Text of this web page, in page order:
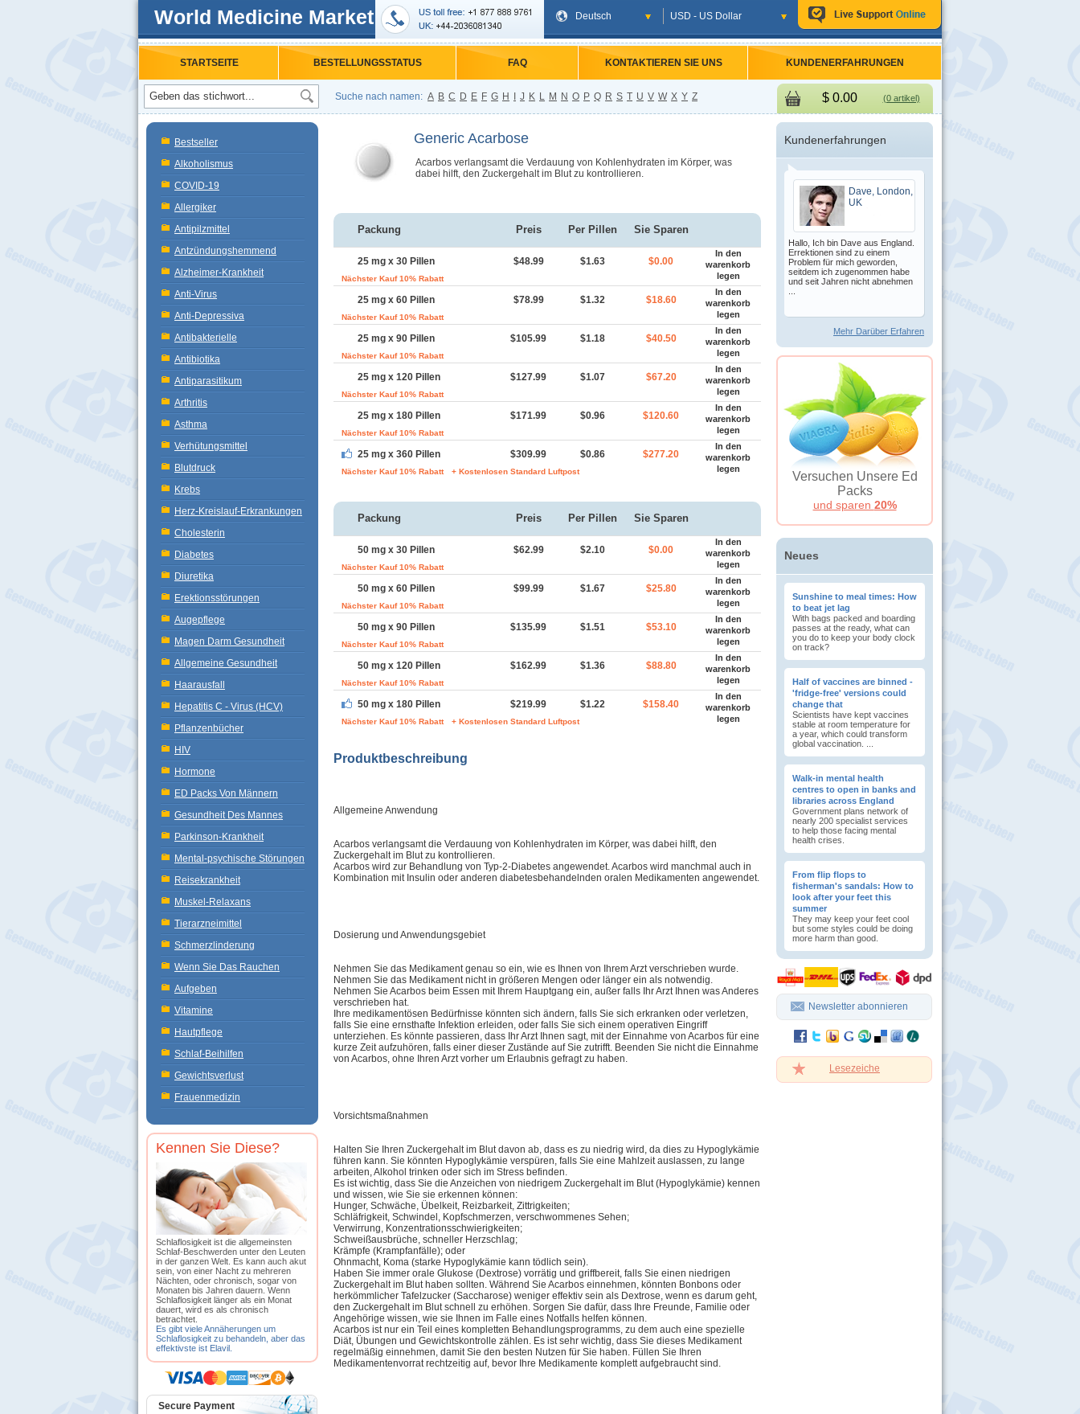
World Medicine Market Deutsch USD - US Dollar
STARTSEITE BESTELLUNGSSTATUS FAQ KONTAKTIEREN SIE UNS KUNDENERFAHRUNGEN
Suche nach namen: A B C D E F G H J K L M N O P Q R S T U V W X Y Z $ 0.00 (0 artikel)
Bestseller
Alkoholismus
COVID-19
Allergiker
Antipilzmittel
Antzündungshemmend
Alzheimer-Krankheit
Anti-Virus
Anti-Depressiva
Antibakterielle
Antibiotika
Antiparasitikum
Arthritis
Asthma
Verhütungsmittel
Blutdruck
Krebs
Herz-Kreislauf-Erkrankungen
Cholesterin
Diabetes
Diuretika
Erektionsstörungen
Augepflege
Magen Darm Gesundheit
Allgemeine Gesundheit
Haarausfall
Hepatitis C - Virus (HCV)
Pflanzenbücher
HIV
Hormone
ED Packs Von Männern
Gesundheit Des Mannes
Parkinson-Krankheit
Mental-psychische Störungen
Reisekrankheit
Muskel-Relaxans
Tierarzneimittel
Schmerzlinderung
Wenn Sie Das Rauchen
Aufgeben
Vitamine
Hautpflege
Schlaf-Beihilfen
Gewichtsverlust
Frauenmedizin
Kennen Sie Diese?
Schlaflosigkeit ist die allgemeinsten
Schlaf-Beschwerden unter den Leuten
in der ganzen Welt. Es kann auch akut
sein, von einer Nacht zu mehreren
Nächten, oder chronisch, sogar von
Monaten bis Jahren dauern. Wenn
Schlaflosigkeit länger als ein Monat
dauert, wird es als chronisch
betrachtet.
Es gibt viele Annäherungen um
Schlaflosigkeit zu behandeln, aber das
effektivste ist Elavil.
Secure Payment
Generic Acarbose
Acarbos verlangsamt die Verdauung von Kohlenhydraten im Körper, was
dabei hilft, den Zuckergehalt im Blut zu kontrollieren.
Packung Preis Per Pillen Sie Sparen
25 mg x 30 Pillen $48.99 $1.63 $0.00
In den
warenkorb
legen
Nächster Kauf 10% Rabatt
25 mg x 60 Pillen $78.99 $1.32 $18.60
In den
warenkorb
legen
Nächster Kauf 10% Rabatt
25 mg x 90 Pillen $105.99 $1.18 $40.50
In den
warenkorb
legen
Nächster Kauf 10% Rabatt
25 mg x 120 Pillen $127.99 $1.07 $67.20
In den
warenkorb
legen
Nächster Kauf 10% Rabatt
25 mg x 180 Pillen $171.99 $0.96 $120.60
In den
warenkorb
legen
Nächster Kauf 10% Rabatt
25 mg x 360 Pillen $309.99 $0.86 $277.20
In den
warenkorb
legen
Nächster Kauf 10% Rabatt + Kostenlosen Standard Luftpost
Packung Preis Per Pillen Sie Sparen
50 mg x 30 Pillen $62.99 $2.10 $0.00
In den
warenkorb
legen
Nächster Kauf 10% Rabatt
50 mg x 60 Pillen $99.99 $1.67 $25.80
In den
warenkorb
legen
Nächster Kauf 10% Rabatt
50 mg x 90 Pillen $135.99 $1.51 $53.10
In den
warenkorb
legen
Nächster Kauf 10% Rabatt
50 mg x 120 Pillen $162.99 $1.36 $88.80
In den
warenkorb
legen
Nächster Kauf 10% Rabatt
50 mg x 180 Pillen $219.99 $1.22 $158.40
In den
warenkorb
legen
Nächster Kauf 10% Rabatt + Kostenlosen Standard Luftpost
Produktbeschreibung
Allgemeine Anwendung
Acarbos verlangsamt die Verdauung von Kohlenhydraten im Körper, was dabei hilft, den
Zuckergehalt im Blut zu kontrollieren.
Acarbos wird zur Behandlung von Typ-2-Diabetes angewendet. Acarbos wird manchmal auch in
Kombination mit Insulin oder anderen diabetesbehandelnden oralen Medikamenten angewendet.
Dosierung und Anwendungsgebiet
Nehmen Sie das Medikament genau so ein, wie es Ihnen von Ihrem Arzt verschrieben wurde.
Nehmen Sie das Medikament nicht in größeren Mengen oder länger ein als notwendig.
Nehmen Sie Acarbos beim Essen mit Ihrem Hauptgang ein, außer falls Ihr Arzt Ihnen was Anderes
verschrieben hat.
Ihre medikamentösen Bedürfnisse könnten sich ändern, falls Sie sich erkranken oder verletzen,
falls Sie eine ernsthafte Infektion erleiden, oder falls Sie sich einem operativen Eingriff
unterziehen. Es könnte passieren, dass Ihr Arzt Ihnen sagt, mit der Einnahme von Acarbos für eine
kurze Zeit aufzuhören, falls einer dieser Zustände auf Sie zutrifft. Beenden Sie nicht die Einnahme
von Acarbos, ohne Ihren Arzt vorher um Erlaubnis gefragt zu haben.
Vorsichtsmaßnahmen
Halten Sie Ihren Zuckergehalt im Blut davon ab, dass es zu niedrig wird, da dies zu Hypoglykämie
führen kann. Sie könnten Hypoglykämie verspüren, falls Sie eine Mahlzeit auslassen, zu lange
arbeiten, Alkohol trinken oder sich im Stress befinden.
Es ist wichtig, dass Sie die Anzeichen von niedrigem Zuckergehalt im Blut (Hypoglykämie) kennen
und wissen, wie Sie sie erkennen können:
Hunger, Schwäche, Übelkeit, Reizbarkeit, Zittrigkeiten;
Schläfrigkeit, Schwindel, Kopfschmerzen, verschwommenes Sehen;
Verwirrung, Konzentrationsschwierigkeiten;
Schweißausbrüche, schneller Herzschlag;
Krämpfe (Krampfanfälle); oder
Ohnmacht, Koma (starke Hypoglykämie kann tödlich sein).
Haben Sie immer orale Glukose (Dextrose) vorrätig und griffbereit, falls Sie einen niedrigen
Zuckergehalt im Blut haben sollten. Während Sie Acarbos einnehmen, könnten Bonbons oder
herkömmlicher Tafelzucker (Saccharose) weniger effektiv sein als Dextrose, wenn es darum geht,
den Zuckergehalt im Blut schnell zu erhöhen. Sorgen Sie dafür, dass Ihre Freunde, Familie oder
Angehörige wissen, wie sie Ihnen im Falle eines Notfalls helfen können.
Acarbos ist nur ein Teil eines kompletten Behandlungsprogramms, zu dem auch eine spezielle
Diät, Übungen und Gewichtskontrolle zählen. Es ist sehr wichtig, dass Sie dieses Medikament
regelmäßig einnehmen, damit Sie den besten Nutzen für Sie haben. Füllen Sie Ihren
Medikamentenvorrat rechtzeitig auf, bevor Ihre Medikamente komplett aufgebraucht sind.
Kundenerfahrungen
Dave, London,
UK
Hallo, Ich bin Dave aus England.
Errektionen sind zu einem
Problem für mich geworden,
seitdem ich zugenommen habe
und seit Jahren nicht abnehmen
Mehr Darüber Erfahren
Versuchen Unsere Ed
Packs
und sparen 20%
Neues
Sunshine to meal times: How
to beat jet lag
With bags packed and boarding
passes at the ready, what can
you do to keep your body clock
on track?
Half of vaccines are binned -
'fridge-free' versions could
change that
Scientists have kept vaccines
stable at room temperature for
a year, which could transform
global vaccination. ...
Walk-in mental health
centres to open in banks and
libraries across England
Government plans network of
nearly 200 specialist services
to help those facing mental
health crises.
From flip flops to
fisherman's sandals: How to
look after your feet this
summer
They may keep your feet cool
but some styles could be doing
more harm than good.
Newsletter abonnieren
Lesezeiche